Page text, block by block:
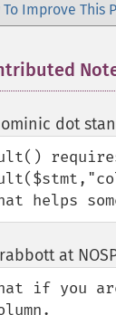
Improve This
dot
helps
at
if you